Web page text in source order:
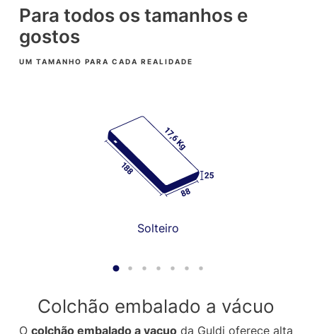
Para todos os tamanhos e
gostos
UM TAMANHO PARA CADA REALIDADE
Solteiro
Colchão embalado a vácuo
O colchão embalado a vacuoda Guldi oferece alta